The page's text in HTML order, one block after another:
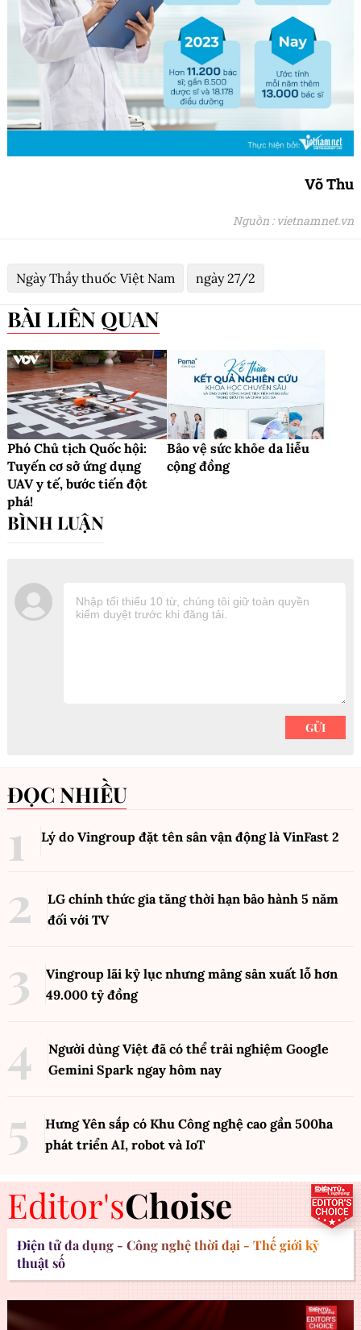
Võ Thu
Nguồn : vietnamnet.vn
Ngày Thầy thuốc Việt Nam ngày 27/2
BÀI LIÊN QUAN
Phó Chủ tịch Quốc hội:
Tuyến cơ sở ứng dụng
UAV y tế, bước tiến đột
phá!
Bảo vệ sức khỏe da liễu
cộng đồng
ĐỌC NHIỀU
Lý do Vingroup đặt tên sân vận động là VinFast 2
LG chính thức gia tăng thời hạn bảo hành 5 năm
đối với TV
Vingroup lãi kỷ lục nhưng mảng sản xuất lỗ hơn
49.000 tỷ đồng
Người dùng Việt đã có thể trải nghiệm Google
Gemini Spark ngay hôm nay
Hưng Yên sắp có Khu Công nghệ cao gần 500ha
phát triển AI, robot và IoT
Editor'sChoise
Điện tử đa dụng - Công nghệ thời đại - Thế giới kỹ
thuật số